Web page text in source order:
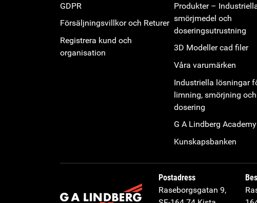
GDPR
Försäljningsvillkor och Returer
Registrera kund och
organisation
Produkter –
smörjmedel och
doseringsutrustning
3D Modeller cad filer
Våra varumärken
Industriella lösningar
limning, smörjning och
dosering
G A Lindberg Academy
Kunskapsbanken
Postadress
Raseborgsgatan 9,